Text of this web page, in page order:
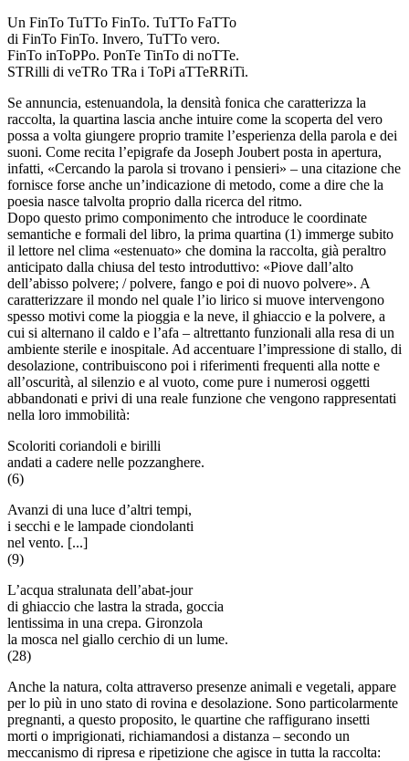
Un FinTo TuTTo FinTo. TuTTo FaTTo
di FinTo FinTo. Invero, TuTTo vero.
FinTo inToPPo. PonTe TinTo di noTTe.
STRilli di veTRo TRa i ToPi aTTeRRiTi.
Se annuncia, estenuandola, la densità fonica che caratterizza la
raccolta, la quartina lascia anche intuire come la scoperta del vero
possa a volta giungere proprio tramite l’esperienza della parola e dei
suoni. Come recita l’epigrafe da Joseph Joubert posta in apertura,
infatti, «Cercando la parola si trovano i pensieri» – una citazione che
fornisce forse anche un’indicazione di metodo, come a dire che la
poesia nasce talvolta proprio dalla ricerca del ritmo.
Dopo questo primo componimento che introduce le coordinate
semantiche e formali del libro, la prima quartina (1) immerge subito
il lettore nel clima «estenuato» che domina la raccolta, già peraltro
anticipato dalla chiusa del testo introduttivo: «Piove dall’alto
dell’abisso polvere; / polvere, fango e poi di nuovo polvere». A
caratterizzare il mondo nel quale l’io lirico si muove intervengono
spesso motivi come la pioggia e la neve, il ghiaccio e la polvere, a
cui si alternano il caldo e l’afa – altrettanto funzionali alla resa di un
ambiente sterile e inospitale. Ad accentuare l’impressione di stallo, di
desolazione, contribuiscono poi i riferimenti frequenti alla notte e
all’oscurità, al silenzio e al vuoto, come pure i numerosi oggetti
abbandonati e privi di una reale funzione che vengono rappresentati
nella loro immobilità:
Scoloriti coriandoli e birilli
andati a cadere nelle pozzanghere.
(6)
Avanzi di una luce d’altri tempi,
i secchi e le lampade ciondolanti
nel vento. [...]
(9)
L’acqua stralunata dell’abat-jour
di ghiaccio che lastra la strada, goccia
lentissima in una crepa. Gironzola
la mosca nel giallo cerchio di un lume.
(28)
Anche la natura, colta attraverso presenze animali e vegetali, appare
per lo più in uno stato di rovina e desolazione. Sono particolarmente
pregnanti, a questo proposito, le quartine che raffigurano insetti
morti o imprigionati, richiamandosi a distanza – secondo un
meccanismo di ripresa e ripetizione che agisce in tutta la raccolta: